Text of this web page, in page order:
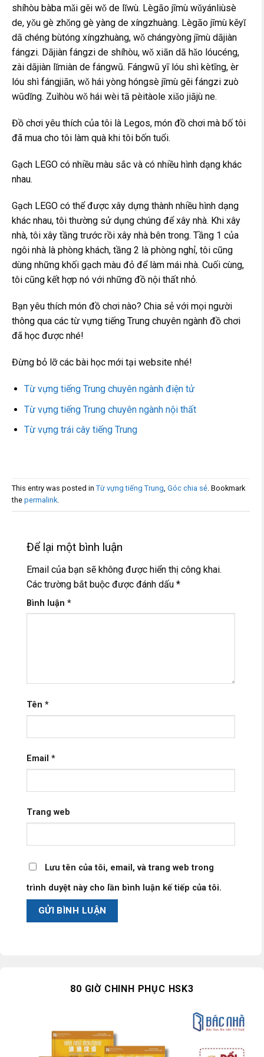
shíhòu bàba mǎi gěi wǒ de lǐwù. Lègāo jīmù wǔyánliùsè
de, yǒu gè zhǒng gè yàng de xíngzhuàng. Lègāo jīmù kěyǐ
dā chéng bùtóng xíngzhuàng, wǒ chángyòng jīmù dājiàn
fángzi. Dājiàn fángzi de shíhòu, wǒ xiān dā hǎo lóucéng,
zài dājiàn lǐmiàn de fángwū. Fángwū yī lóu shì kètīng, èr
lóu shì fángjiān, wǒ hái yòng hóngsè jīmù gěi fángzi zuò
wūdǐng. Zuìhòu wǒ hái wèi tā pèitàole xiǎo jiājù ne.
Đồ chơi yêu thích của tôi là Legos, món đồ chơi mà bố tôi
đã mua cho tôi làm quà khi tôi bốn tuổi.
Gạch LEGO có nhiều màu sắc và có nhiều hình dạng khác
nhau.
Gạch LEGO có thể được xây dựng thành nhiều hình dạng
khác nhau, tôi thường sử dụng chúng để xây nhà. Khi xây
nhà, tôi xây tầng trước rồi xây nhà bên trong. Tầng 1 của
ngôi nhà là phòng khách, tầng 2 là phòng nghỉ, tôi cũng
dùng những khối gạch màu đỏ để làm mái nhà. Cuối cùng,
tôi cũng kết hợp nó với những đồ nội thất nhỏ.
Bạn yêu thích món đồ chơi nào? Chia sẻ với mọi người
thông qua các từ vựng tiếng Trung chuyên ngành đồ chơi
đã học được nhé!
Đừng bỏ lỡ các bài học mới tại website nhé!
Từ vựng tiếng Trung chuyên ngành điện tử
Từ vựng tiếng Trung chuyên ngành nội thất
Từ vựng trái cây tiếng Trung
This entry was posted in Từ vựng tiếng Trung, Góc chia sẻ. Bookmark
the permalink.
Để lại một bình luận
Email của bạn sẽ không được hiển thị công khai.
Các trường bắt buộc được đánh dấu *
Bình luận *
Tên *
Email *
Trang web
Lưu tên của tôi, email, và trang web trong
trình duyệt này cho lần bình luận kế tiếp của tôi.
80 GIỜ CHINH PHỤC HSK3